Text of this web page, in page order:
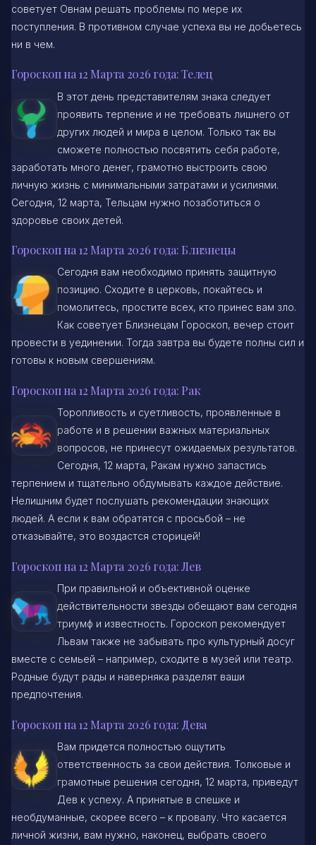
советует Овнам решать проблемы по мере их
поступления. В противном случае успеха вы не добьетесь
ни в чем.
Гороскоп на 12 Марта 2026 года: Телец
В этот день представителям знака следует
проявить терпение и не требовать лишнего от
других людей и мира в целом. Только так вы
сможете полностью посвятить себя работе,
заработать много денег, грамотно выстроить свою
личную жизнь с минимальными затратами и усилиями.
Сегодня, 12 марта, Тельцам нужно позаботиться о
здоровье своих детей.
Гороскоп на 12 Марта 2026 года: Близнецы
Сегодня вам необходимо принять защитную
позицию. Сходите в церковь, покайтесь и
помолитесь, простите всех, кто принес вам зло.
Как советует Близнецам Гороскоп, вечер стоит
провести в уединении. Тогда завтра вы будете полны сил и
готовы к новым свершениям.
Гороскоп на 12 Марта 2026 года: Рак
Торопливость и суетливость, проявленные в
работе и в решении важных материальных
вопросов, не принесут ожидаемых результатов.
Сегодня, 12 марта, Ракам нужно запастись
терпением и тщательно обдумывать каждое действие.
Нелишним будет послушать рекомендации знающих
людей. А если к вам обратятся с просьбой – не
отказывайте, это воздастся сторицей!
Гороскоп на 12 Марта 2026 года: Лев
При правильной и объективной оценке
действительности звезды обещают вам сегодня
триумф и известность. Гороскоп рекомендует
Львам также не забывать про культурный досуг
вместе с семьей – например, сходите в музей или театр.
Родные будут рады и наверняка разделят ваши
предпочтения.
Гороскоп на 12 Марта 2026 года: Дева
Вам придется полностью ощутить
ответственность за свои действия. Толковые и
грамотные решения сегодня, 12 марта, приведут
Дев к успеху. А принятые в спешке и
необдуманные, скорее всего – к провалу. Что касается
личной жизни, вам нужно, наконец, выбрать своего